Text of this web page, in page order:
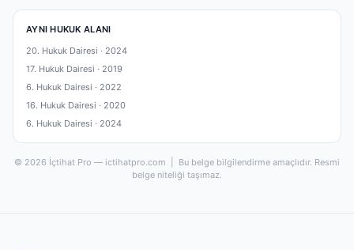
AYNI HUKUK ALANI
20. Hukuk Dairesi · 2024
17. Hukuk Dairesi · 2019
6. Hukuk Dairesi · 2022
16. Hukuk Dairesi · 2020
6. Hukuk Dairesi · 2024
© 2026 İçtihat Pro — ictihatpro.com | Bu belge bilgilendirme amaçlıdır. Resmi
belge niteliği taşımaz.